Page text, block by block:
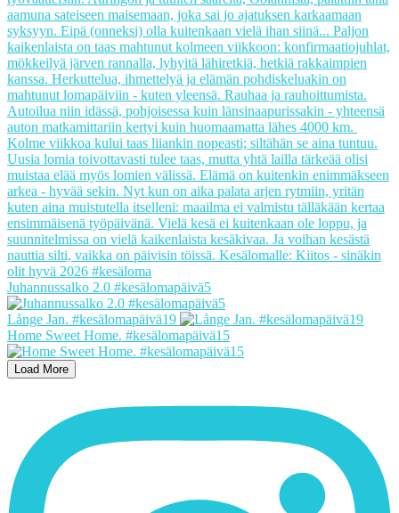
Juhannussalko 2.0 #kesälomapäivä5
Långe Jan. #kesälomapäivä19
Home Sweet Home. #kesälomapäivä15
Load More